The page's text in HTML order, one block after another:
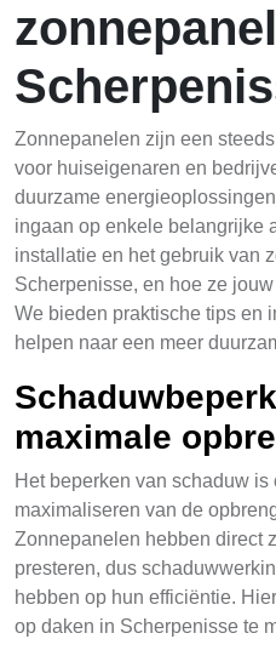
Zonnepanelen zijn een
voor huiseigenaren en
duurzame
ingaan op enkele belangrijke
installatie en het gebruik van
Scherpenisse, en hoe ze
We bieden praktische tips en
helpen naar een meer
maximale
Het beperken van schaduw is
maximaliseren van de
Zonnepanelen hebben direct
presteren, dus
hebben op hun efficiëntie.
op daken in Scherpenisse te